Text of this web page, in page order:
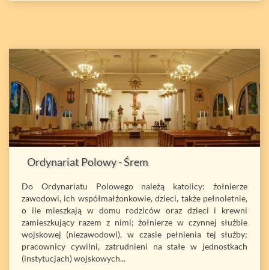
Ordynariat Polowy - Śrem
Do Ordynariatu Polowego należą katolicy: żołnierze
zawodowi, ich współmałżonkowie, dzieci, także pełnoletnie,
o ile mieszkają w domu rodziców oraz dzieci i krewni
zamieszkujący razem z nimi; żołnierze w czynnej służbie
wojskowej (niezawodowi), w czasie pełnienia tej służby;
pracownicy cywilni, zatrudnieni na stałe w jednostkach
(instytucjach) wojskowych...